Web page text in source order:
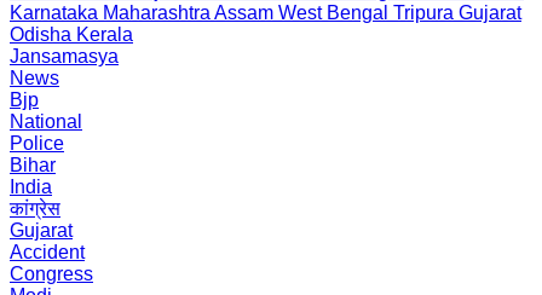
Karnataka Maharashtra Assam West Bengal Tripura Gujarat
Odisha Kerala
Jansamasya
News
Bjp
National
Police
Bihar
India
कांग्रेस
Gujarat
Accident
Congress